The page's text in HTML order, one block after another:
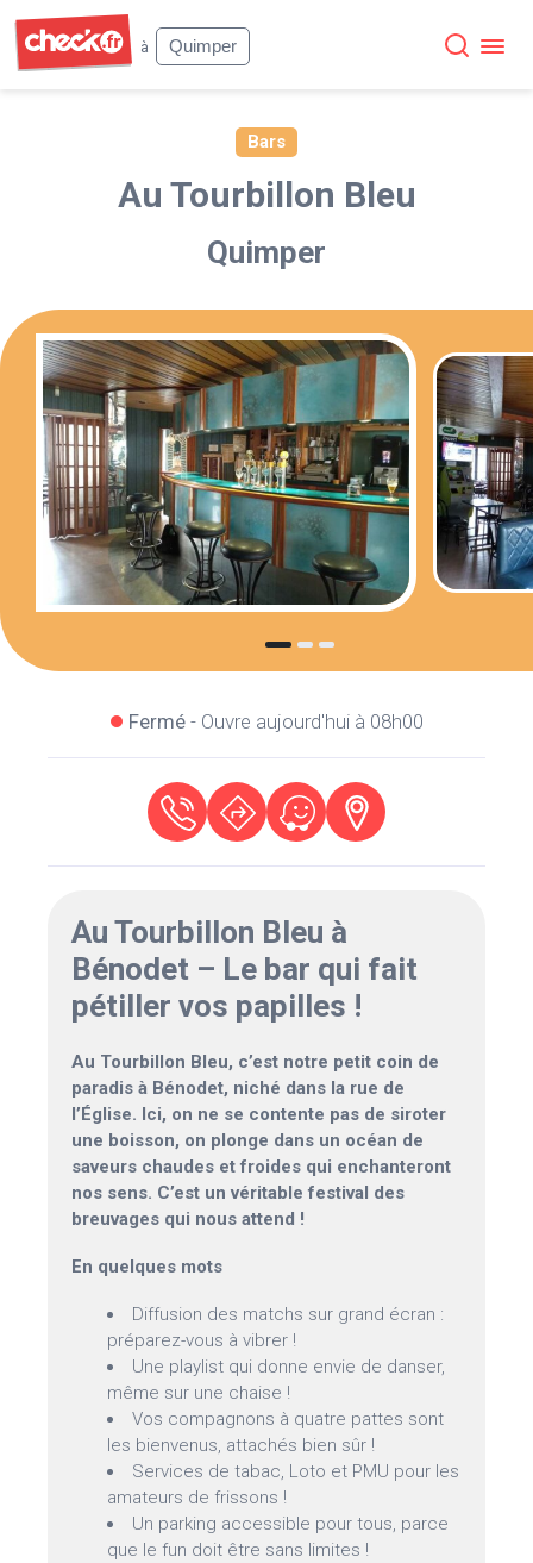
à
Quimper
Bars
Au Tourbillon Bleu
Quimper
Fermé- Ouvre aujourd'hui à 08h00
Au Tourbillon Bleu à
Bénodet – Le bar qui fait
pétiller vos papilles !
Au Tourbillon Bleu, c’est notre petit coin de
paradis à Bénodet, niché dans la rue de
l’Église. Ici, on ne se contente pas de siroter
une boisson, on plonge dans un océan de
saveurs chaudes et froides qui enchanteront
nos sens. C’est un véritable festival des
breuvages qui nous attend !
En quelques mots
Diffusion des matchs sur grand écran :
préparez-vous à vibrer !
Une playlist qui donne envie de danser,
même sur une chaise !
Vos compagnons à quatre pattes sont
les bienvenus, attachés bien sûr !
Services de tabac, Loto et PMU pour les
amateurs de frissons !
Un parking accessible pour tous, parce
que le fun doit être sans limites !